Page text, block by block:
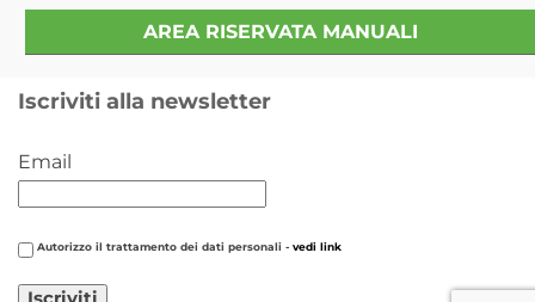
AREA RISERVATA MANUALI
Iscriviti alla newsletter
Email
Autorizzo il trattamento dei dati personali - vedi link